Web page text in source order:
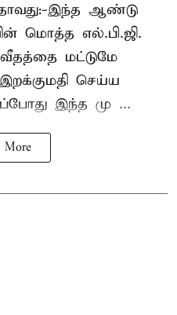
இந்த ஆண்டு
மொத்த எல்.பி.ஜி.
மட்டுமே
செய்ய
இந்த மு ...
More